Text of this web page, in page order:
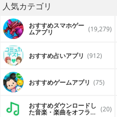
人気カテゴリ
おすすめスマホゲー
ムアプリ (19,279)
おすすめ占いアプリ (912)
おすすめゲームアプリ (75)
おすすめダウンロードし
た音楽・楽曲をオフライ (20)